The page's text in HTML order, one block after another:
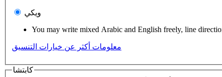
ويكي
You may write mixed Arabic and English freely, line
معلومات أكثر عن خيارات التنسيق
كابتشا